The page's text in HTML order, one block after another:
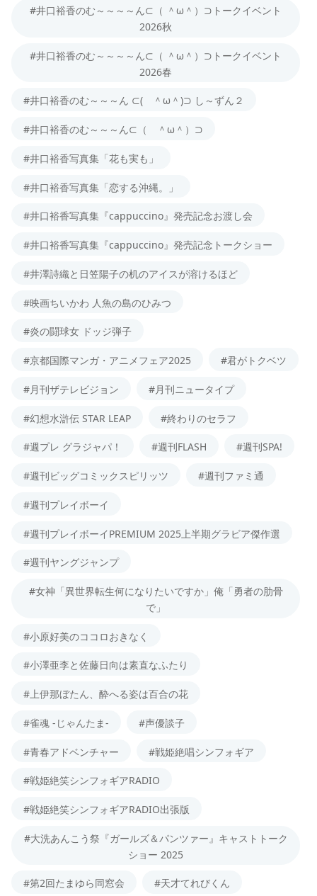
#井口裕香のむ～～～～ん⊂（ ＾ω＾）⊃トークイベント
2026秋
#井口裕香のむ～～～～ん⊂（ ＾ω＾）⊃トークイベント
2026春
#井口裕香のむ～～～ん ⊂( ＾ω＾)⊃ し～ずん２
#井口裕香のむ～～～ん⊂（ ＾ω＾）⊃
#井口裕香写真集「花も実も」
#井口裕香写真集「恋する沖縄。」
#井口裕香写真集『cappuccino』発売記念お渡し会
#井口裕香写真集『cappuccino』発売記念トークショー
#井澤詩織と日笠陽子の机のアイスが溶けるほど
#映画ちいかわ 人魚の島のひみつ
#炎の闘球女 ドッジ弾子
#京都国際マンガ・アニメフェア2025 #君がトクベツ
#月刊ザテレビジョン #月刊ニュータイプ
#幻想水滸伝 STAR LEAP #終わりのセラフ
#週プレ グラジャパ！ #週刊FLASH #週刊SPA!
#週刊ビッグコミックスピリッツ #週刊ファミ通
#週刊プレイボーイ
#週刊プレイボーイPREMIUM 2025上半期グラビア傑作選
#週刊ヤングジャンプ
#女神「異世界転生何になりたいですか」俺「勇者の肋骨
で」
#小原好美のココロおきなく
#小澤亜李と佐藤日向は素直なふたり
#上伊那ぼたん、酔へる姿は百合の花
#雀魂 -じゃんたま- #声優談子
#青春アドベンチャー #戦姫絶唱シンフォギア
#戦姫絶笑シンフォギアRADIO
#戦姫絶笑シンフォギアRADIO出張版
#大洗あんこう祭『ガールズ＆パンツァー』キャストトーク
ショー 2025
#第2回たまゆら同窓会 #天才てれびくん